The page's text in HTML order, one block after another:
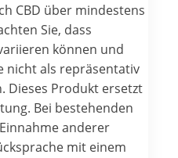
CBD über mindestens
Sie, dass
können und
nicht als repräsentativ
Dieses Produkt ersetzt
Bei bestehenden
anderer
mit einem